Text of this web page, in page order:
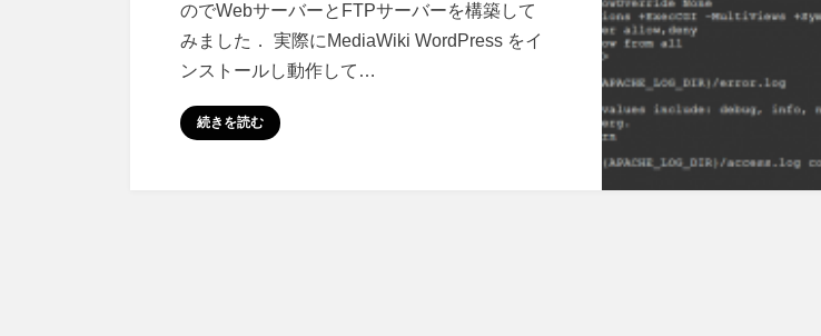
サ
ー
バ
ー
のでWebサーバーとFTPサーバーを構築して
みました． 実際にMediaWiki WordPress をイ
ンストールし動作して…
続きを読む